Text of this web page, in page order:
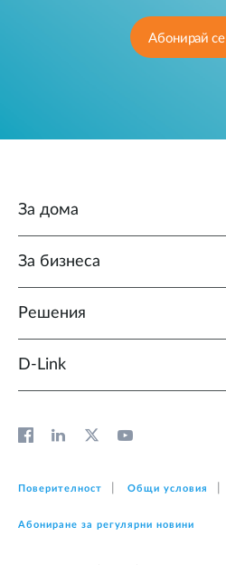
Абонирай се
За дома
За бизнеса
Решения
D‑Link
Поверителност Общи условия
Абониране за регулярни новини